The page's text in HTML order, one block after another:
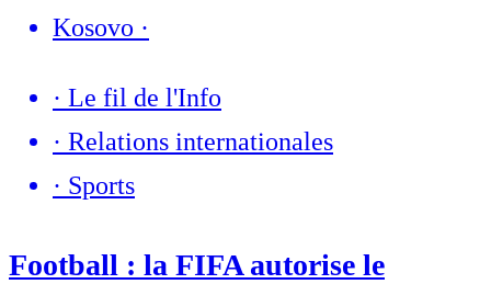
Kosovo ·
· Le fil de l'Info
· Relations internationales
· Sports
Football : la FIFA autorise le